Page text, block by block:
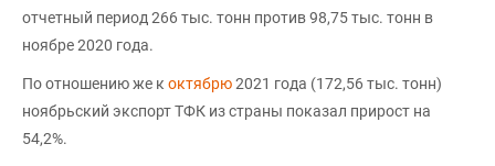
отчетный период 266 тыс. тонн против 98,75 тыс. тонн в
ноябре 2020 года.
По отношению же к октябрю2021 года (172,56 тыс. тонн)
ноябрьский экспорт ТФК из страны показал прирост на
54,2%.